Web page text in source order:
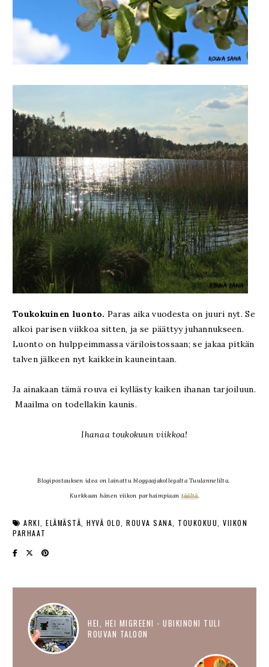
Toukokuinen luonto. Paras aika vuodesta on juuri nyt. Se
alkoi parisen viikkoa sitten, ja se päättyy juhannukseen.
Luonto on hulppeimmassa väriloistossaan; se jakaa pitkän
talven jälkeen nyt kaikkein kauneintaan.
Ja ainakaan tämä rouva ei kyllästy kaiken ihanan tarjoiluun.
Maailma on todellakin kaunis.
Ihanaa toukokuun viikkoa!
Blogipostauksen idea on lainattu bloggaajakollegalta Tuulannelilta.
Kurkkaan hänen viikon parhaimpiaan täältä.
ARKI ELÄMÄSTÄ HYVÄ OLO ROUVA SANA TOUKOKUU
VIIKON
PARHAAT
HEI, HEI MIGREENI - UBIKINONI TULI
ROUVAN TALOON